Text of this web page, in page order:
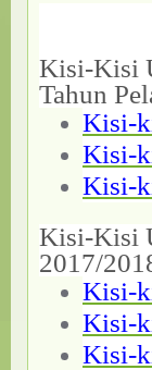
Kisi-Kisi
Tahun
Kisi-
Kisi-
Kisi-
Kisi-Kisi
2017/
Kisi-
Kisi-
Kisi-